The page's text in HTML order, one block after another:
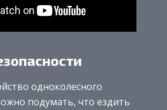
одноколесного
подумать, что ездить